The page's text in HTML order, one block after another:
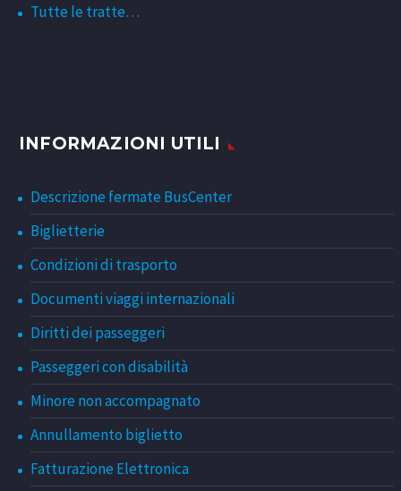
Tutte le tratte…
INFORMAZIONI UTILI
Descrizione fermate BusCenter
Biglietterie
Condizioni di trasporto
Documenti viaggi internazionali
Diritti dei passeggeri
Passeggeri con disabilità
Minore non accompagnato
Annullamento biglietto
Fatturazione Elettronica